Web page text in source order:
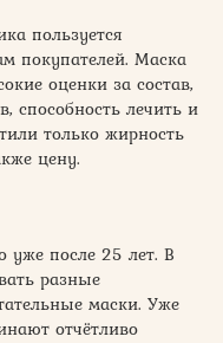
пользуется
покупателей. Маска
оценки за состав,
способность лечить и
только жирность
цену.
уже после 25 лет. В
разные
маски. Уже
отчётливо